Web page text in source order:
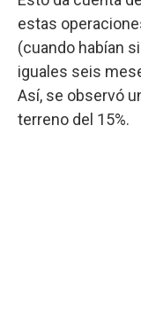
estas
(cuando habían
iguales seis
Así, se observó
terreno del 15%.